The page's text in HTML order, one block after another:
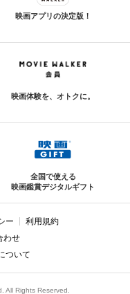
映画アプリの決定版！
映画体験を、オトクに。
全国で使える
映画鑑賞デジタルギフト
ー
利用規約
わせ
ついて
All Rights Reserved.